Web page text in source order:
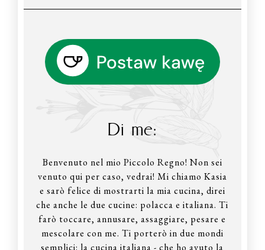
Di me:
Benvenuto nel mio Piccolo Regno! Non sei
venuto qui per caso, vedrai! Mi chiamo Kasia
e sarò felice di mostrarti la mia cucina, direi
che anche le due cucine: polacca e italiana. Ti
farò toccare, annusare, assaggiare, pesare e
mescolare con me. Ti porterò in due mondi
semplici: la cucina italiana - che ho avuto la